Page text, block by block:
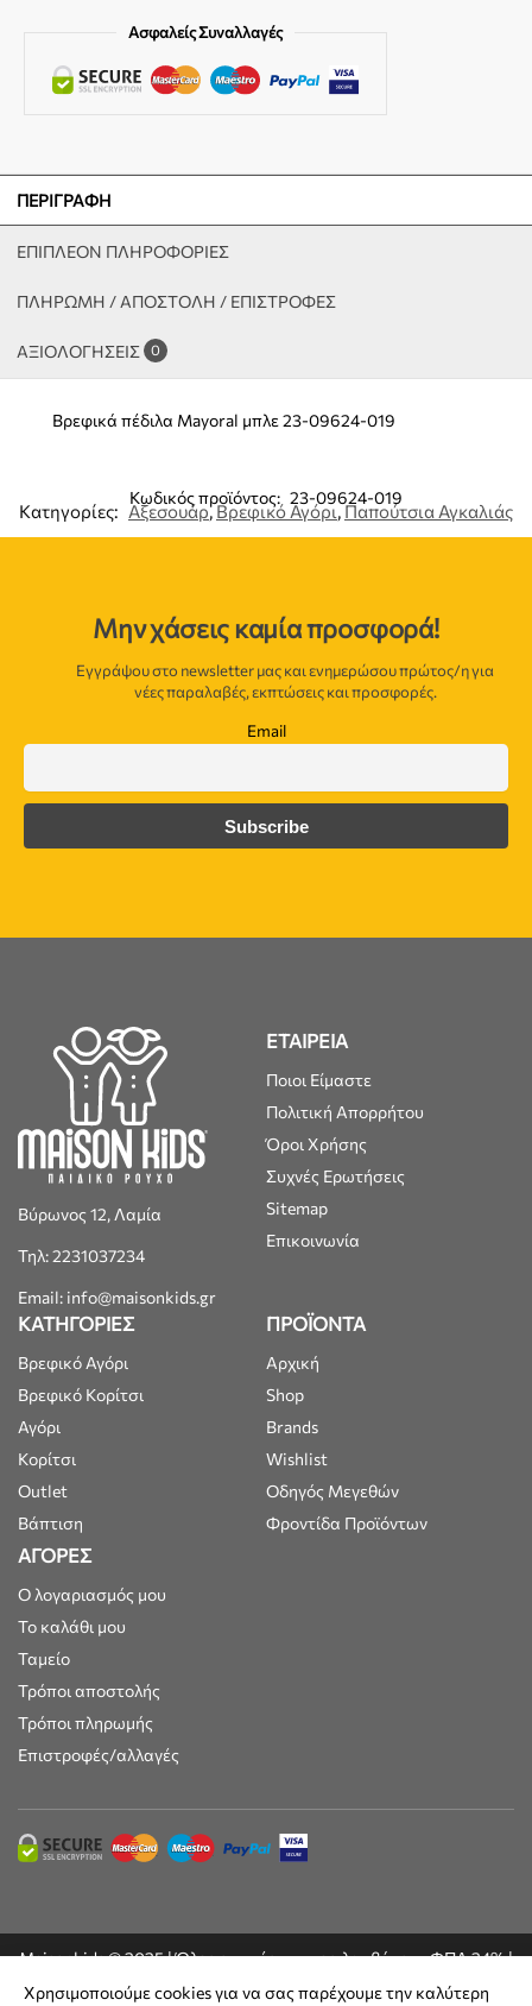
Ασφαλείς Συναλλαγές
ΠΕΡΙΓΡΑΦΉ
ΕΠΙΠΛΈΟΝ ΠΛΗΡΟΦΟΡΊΕΣ
ΠΛΗΡΩΜΗ / ΑΠΟΣΤΟΛΗ / ΕΠΙΣΤΡΟΦΕΣ
ΑΞΙΟΛΟΓΉΣΕΙΣ 0
Βρεφικά πέδιλα Mayoral μπλε 23-09624-019
Κωδικός προϊόντος: 23-09624-019
Κατηγορίες: Αξεσουάρ,Βρεφικό Αγόρι ,Παπούτσια Αγκαλιάς
Μην χάσεις καμία προσφορά!
Εγγράψου στο newsletter μας και ενημερώσου πρώτος/η για
νέες παραλαβές, εκπτώσεις και προσφορές.
Email
Βύρωνος 12, Λαμία
Τηλ: 2231037234
Email: info@maisonkids.gr
ΕΤΑΙΡΕΙΑ
Ποιοι Είμαστε
Πολιτική Απορρήτου
Όροι Χρήσης
Συχνές Ερωτήσεις
Sitemap
Επικοινωνία
ΚΑΤΗΓΟΡΙΕΣ
Βρεφικό Αγόρι
Βρεφικό Κορίτσι
Αγόρι
Κορίτσι
Outlet
Βάπτιση
ΠΡΟΪΟΝΤΑ
Αρχική
Shop
Brands
Wishlist
Οδηγός Μεγεθών
Φροντίδα Προϊόντων
ΑΓΟΡΕΣ
Ο λογαριασμός μου
Το καλάθι μου
Ταμείο
Τρόποι αποστολής
Τρόποι πληρωμής
Επιστροφές/αλλαγές
Maisonkids © 2025 | Όλες οι τιμές συμπεριλαμβάνουν ΦΠΑ 24% |
Built by
DesignFlow
Χρησιμοποιούμε cookies για να σας παρέχουμε την καλύτερη